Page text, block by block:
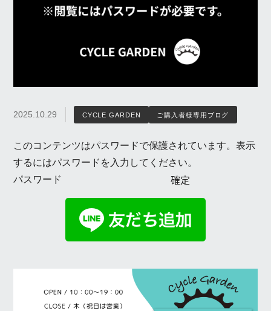
2025.10.29 CYCLE GARDEN ご購入者様専用ブログ
このコンテンツはパスワードで保護されています。表示
するにはパスワードを入力してください。
パスワード